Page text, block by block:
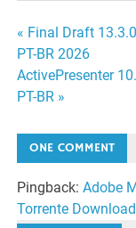
de
Post
« Final Draft
PT-BR 2026
ActivePresenter
PT-BR »
ONE COMMENT
Pingback:Adobe
Torrente Download